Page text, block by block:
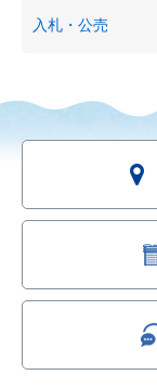
入札・公売